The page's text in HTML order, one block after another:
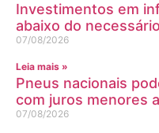
Investimentos em
abaixo do
07/08/2026
Leia mais »
Pneus nacionais
com juros menores
07/08/2026